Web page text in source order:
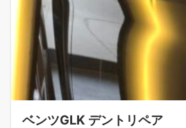
ベンツGLK デントリペア